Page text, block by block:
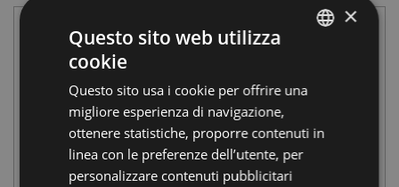
ENGLISH
FRENCH
×
Questo sito web utilizza
cookie
Questo sito usa i cookie per offrire una
migliore esperienza di navigazione,
ottenere statistiche, proporre contenuti in
linea con le preferenze dell’utente, per
personalizzare contenuti pubblicitari